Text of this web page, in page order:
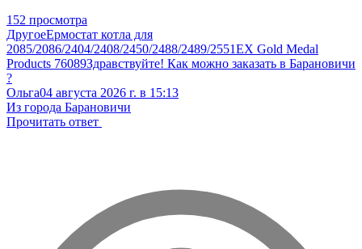
152 просмотра
ДругоеЕрмостат котла для
2085/2086/2404/2408/2450/2488/2489/2551EX Gold Medal
Products 76089Здравствуйте! Как можно заказать в Барановичи
?
Ольга04 августа 2026 г. в 15:13
Из города Барановичи
Прочитать ответ